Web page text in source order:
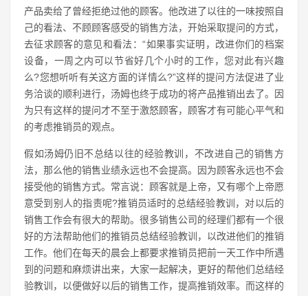
产品卖给了曾经拒绝过他的顾客。他改进了以往的一味按照自
己的看法、不顾顾客感受的销售方法，开始采取提问的方式，
去征求顾客的意见和看法：“如果事实证明，改进你们的档案
设备，一周之内可以节省好几个小时的工作，您对此有兴趣
么?您想听听有关这方面的详情么?”这样的提问方法促进了业
务洽谈的顺利进行，汤姆也终于成功的将产品推销出去了。因
为只有这样的提问才不至于激怒顾客，顾客才有可能心平气和
的考虑推销员的观点。
假如汤姆仍旧不总结以往的经验教训，不改进自己的销售方
法，那么他的销售业绩永远也不会提高。因为顾客永远也不会
接受他的销售方式。常言说：顾客就是上帝，又有哪个上帝愿
意受到别人的指责呢?推销员适时的总结经验教训，对以后的
销售工作会有很大的帮助。很多销售公司的经理们都有一个很
好的方法帮助他们的推销员总结经验教训，以改进他们的推销
工作。他们在每天的晨会上都要求推销员把前一天工作中所遇
到的问题和麻烦讲出来，大家一起解决，更好的帮他们总结经
验教训，以便做好以后的销售工作，提高推销效率。而这样的